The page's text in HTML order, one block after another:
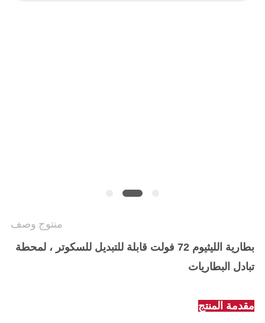
منتوج وصف
بطارية الليثيوم 72 فولت قابلة للتبديل للسكوتر ، لمحطة
تبادل البطاريات
مقدمة المنتج